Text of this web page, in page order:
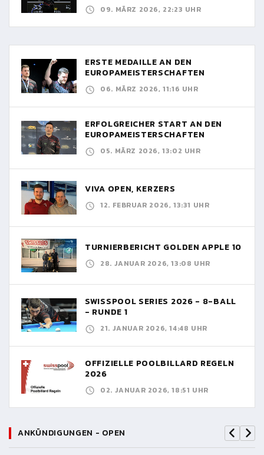
09. MÄRZ 2026, 22:23 UHR
ERSTE MEDAILLE AN DEN
EUROPAMEISTERSCHAFTEN
06. MÄRZ 2026, 11:16 UHR
ERFOLGREICHER START AN DEN
EUROPAMEISTERSCHAFTEN
05. MÄRZ 2026, 13:02 UHR
VIVA OPEN, KERZERS
12. FEBRUAR 2026, 13:31 UHR
TURNIERBERICHT GOLDEN APPLE 10
28. JANUAR 2026, 13:08 UHR
SWISSPOOL SERIES 2026 - 8-BALL
- RUNDE 1
21. JANUAR 2026, 14:48 UHR
OFFIZIELLE POOLBILLARD REGELN
2026
02. JANUAR 2026, 18:51 UHR
ANKÜNDIGUNGEN - OPEN